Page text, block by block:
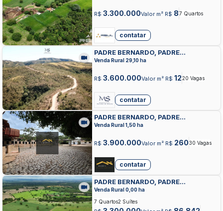
R$ 3.300.000Valor m² R$ 87 Quartos
contatar
PADRE BERNARDO, PADRE
BERNARDO, PADRE BERNARDO
Venda Rural 29,10 ha
R$ 3.600.000Valor m² R$ 1220 Vagas
contatar
PADRE BERNARDO, PADRE
BERNARDO, PADRE BERNARDO
Venda Rural 1,50 ha
R$ 3.900.000Valor m² R$ 26030 Vagas
contatar
PADRE BERNARDO, PADRE
BERNARDO, PADRE BERNARDO
Venda Rural 0,00 ha
7 Quartos2 Suítes